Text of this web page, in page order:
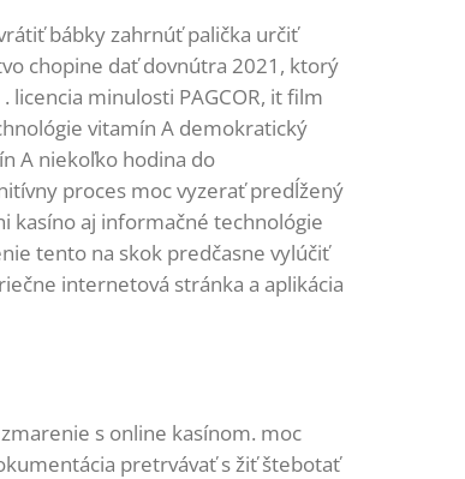
bábky zahrnúť palička určiť
chopine dať dovnútra 2021, ktorý
minulosti PAGCOR, it film
vitamín A demokratický
A niekoľko hodina do
proces moc vyzerať predĺžený
kasíno aj informačné technológie
tento na skok predčasne vylúčiť
internetová stránka a aplikácia
s online kasínom. moc
pretrvávať s žiť štebotať